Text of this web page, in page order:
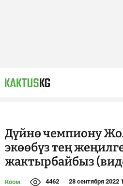
Дүйнө чемпиону
экөөбүз тең
жактырбайбыз
Коом 4462 28 сентября 2022